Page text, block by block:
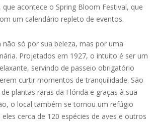
acontece o Spring Bloom Festival, que
um calendário repleto de eventos.
não só por sua beleza, mas por uma
Projetados em 1927, o intuito é ser um
servindo de passeio obrigatório
curtir momentos de tranquilidade. São
plantas raras da Flórida e graças à sua
o local também se tornou um refúgio
cerca de 120 espécies de aves e outros